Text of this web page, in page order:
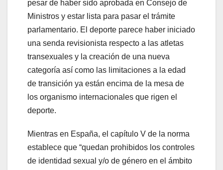
pesar de haber sido aprobada en Consejo de
Ministros y estar lista para pasar el trámite
parlamentario. El deporte parece haber iniciado
una senda revisionista respecto a las atletas
transexuales y la creación de una nueva
categoría así como las limitaciones a la edad
de transición ya están encima de la mesa de
los organismo internacionales que rigen el
deporte.
Mientras en España, el capítulo V de la norma
establece que “quedan prohibidos los controles
de identidad sexual y/o de género en el ámbito